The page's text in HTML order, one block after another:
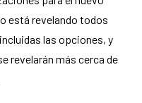
está revelando todos
las opciones, y
revelarán más cerca de